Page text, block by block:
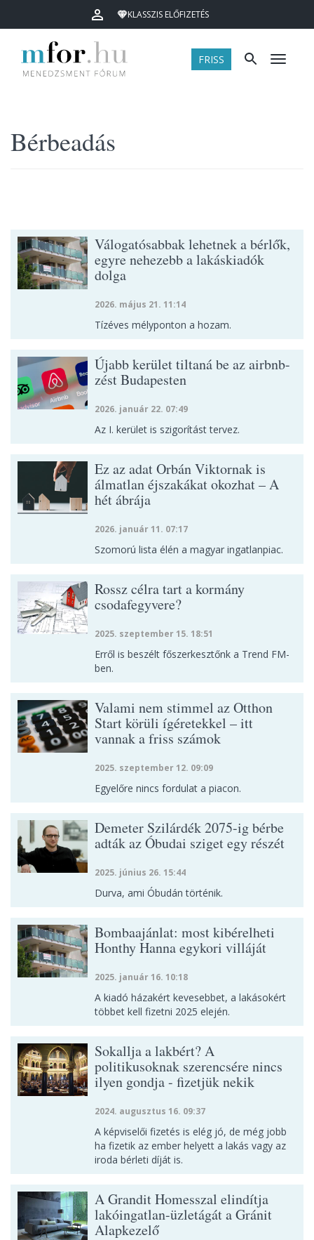
KLASSZIS ELŐFIZETÉS
FRISS Menü
Bérbeadás
Válogatósabbak lehetnek a bérlők,
egyre nehezebb a lakáskiadók
dolga
2026. május 21. 11:14
Tízéves mélyponton a hozam.
Újabb kerület tiltaná be az airbnb-
zést Budapesten
2026. január 22. 07:49
Az I. kerület is szigorítást tervez.
Ez az adat Orbán Viktornak is
álmatlan éjszakákat okozhat – A
hét ábrája
2026. január 11. 07:17
Szomorú lista élén a magyar ingatlanpiac.
Rossz célra tart a kormány
csodafegyvere?
2025. szeptember 15. 18:51
Erről is beszélt főszerkesztőnk a Trend FM-
ben.
Valami nem stimmel az Otthon
Start körüli ígéretekkel – itt
vannak a friss számok
2025. szeptember 12. 09:09
Egyelőre nincs fordulat a piacon.
Demeter Szilárdék 2075-ig bérbe
adták az Óbudai sziget egy részét
2025. június 26. 15:44
Durva, ami Óbudán történik.
Bombaajánlat: most kibérelheti
Honthy Hanna egykori villáját
2025. január 16. 10:18
A kiadó házakért kevesebbet, a lakásokért
többet kell fizetni 2025 elején.
Sokallja a lakbért? A
politikusoknak szerencsére nincs
ilyen gondja - fizetjük nekik
2024. augusztus 16. 09:37
A képviselői fizetés is elég jó, de még jobb
ha fizetik az ember helyett a lakás vagy az
iroda bérleti díját is.
A Grandit Homesszal elindítja
lakóingatlan-üzletágát a Gránit
Alapkezelő